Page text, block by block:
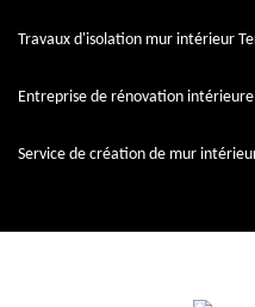
Travaux d'isolation mur intérieur
Entreprise de rénovation intérieure
Service de création de mur